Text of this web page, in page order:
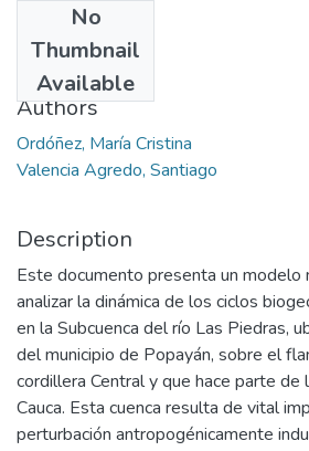
No
Thumbnail
Available
2015-06
Authors
Ordóñez, María Cristina
Valencia Agredo, Santiago
Description
Este documento presenta un modelo
analizar la dinámica de los ciclos
en la Subcuenca del río Las Piedras,
del municipio de Popayán, sobre el
cordillera Central y que hace parte de
Cauca. Esta cuenca resulta de vital
perturbación antropogénicamente